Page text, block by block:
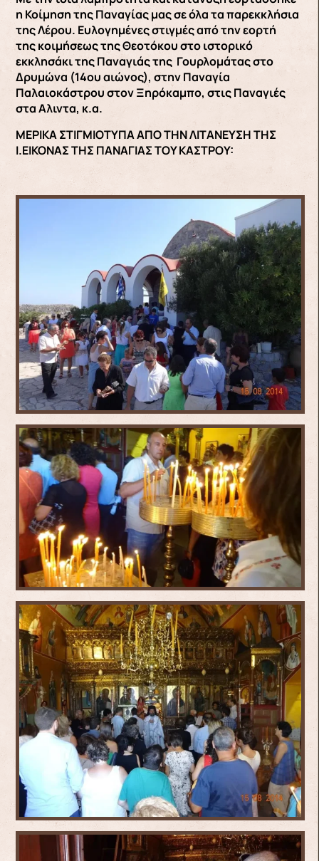
η Κοίμηση της Παναγίας μας σε όλα τα παρεκκλήσια
της Λέρου. Ευλογημένες στιγμές από την εορτή
της κοιμήσεως της Θεοτόκου στο ιστορικό
εκκλησάκι της Παναγιάς της Γουρλομάτας στο
Δρυμώνα (14ου αιώνος), στην Παναγία
Παλαιοκάστρου στον Ξηρόκαμπο, στις Παναγιές
στα Aλιντα, κ.α.
ΜΕΡΙΚΑ ΣΤΙΓΜΙΟΤΥΠΑ ΑΠΟ ΤΗΝ ΛΙΤΑΝΕΥΣΗ ΤΗΣ
Ι.ΕΙΚΟΝΑΣ ΤΗΣ ΠΑΝΑΓΙΑΣ ΤΟΥ ΚΑΣΤΡΟΥ: